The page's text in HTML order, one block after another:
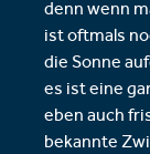
denn wenn
ist oftmals
die Sonne
es ist eine
eben auch
bekannte